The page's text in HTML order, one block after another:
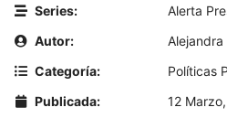
Series:
Alerta
Autor:
Categoría:
Políticas
Publicada:
12